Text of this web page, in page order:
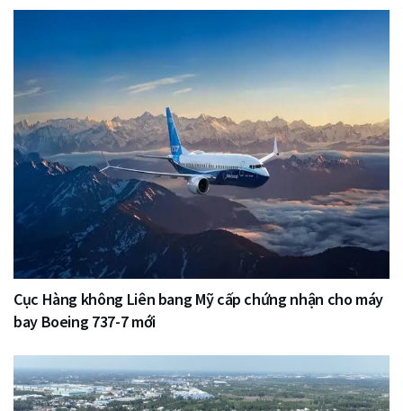
Cục Hàng không Liên bang Mỹ cấp chứng nhận cho máy
bay Boeing 737-7 mới